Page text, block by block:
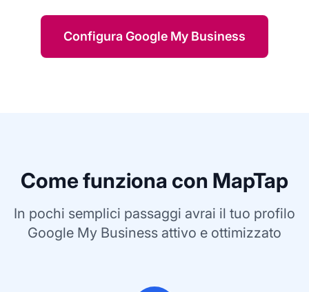
Configura Google My Business
Come funziona con MapTap
In pochi semplici passaggi avrai il tuo profilo
Google My Business attivo e ottimizzato